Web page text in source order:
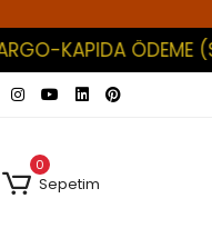
ÖDEME
0
Sepetim